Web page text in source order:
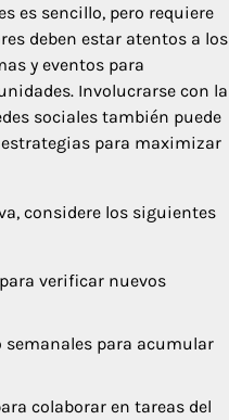
es sencillo, pero requiere
deben estar atentos a los
y eventos para
Involucrarse con la
sociales también puede
para maximizar
considere los siguientes
verificar nuevos
semanales para acumular
colaborar en tareas del